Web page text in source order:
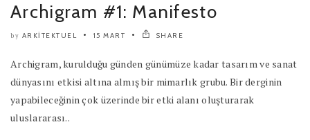
Archigram #1: Manifesto
by ARKITEKTUEL 15 MART SHARE
Archigram, kurulduğu günden günümüze kadar tasarım ve sanat
dünyasını etkisi altına almış bir mimarlık grubu. Bir derginin
yapabileceğinin çok üzerinde bir etki alanı oluşturarak
uluslararası..